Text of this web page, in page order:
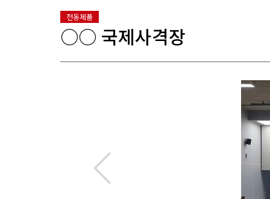
전동제품
○○ 국제사격장